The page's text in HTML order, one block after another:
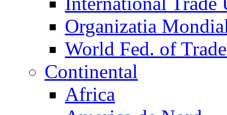
Organizatia
World Fed. of
Continental
Africa